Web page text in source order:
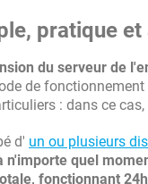
pratique et
du serveur de
de
: dans ce
d' un ou plusieurs
n'importe quel
fonctionnant